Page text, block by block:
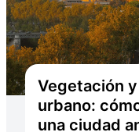
Vegetación
urbano:
una ciudad